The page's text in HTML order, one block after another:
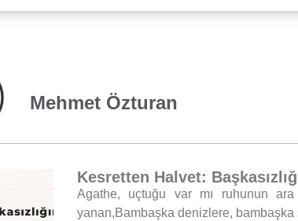
Mehmet Özturan
Kesretten Halvet:
Agathe, uçtuğu var mı ruhunun ara
yanan,Bambaşka denizlere,